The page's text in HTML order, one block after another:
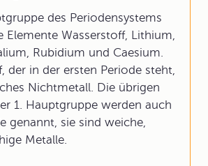
des Periodensystems
Elemente Wasserstoff, Lithium,
Rubidium und Caesium.
der in der ersten Periode steht,
Nichtmetall. Die übrigen
1. Hauptgruppe werden auch
genannt, sie sind weiche,
Metalle.